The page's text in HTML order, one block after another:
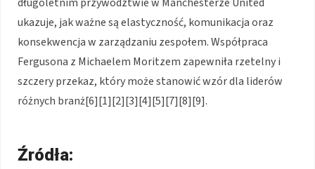
ukazuje, jak ważne są elastyczność, komunikacja oraz
konsekwencja w zarządzaniu zespołem. Współpraca
Fergusona z Michaelem Moritzem zapewniła rzetelny i
szczery przekaz, który może stanowić wzór dla liderów
różnych branż[6][1][2][3][4][5][7][8][9].
Źródła: